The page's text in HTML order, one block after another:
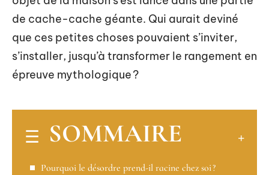
de cache-cache géante. Qui aurait deviné
que ces petites choses pouvaient s’inviter,
s’installer, jusqu’à transformer le rangement en
épreuve mythologique ?
SOMMAIRE
Pourquoi le désordre prend-il racine chez soi ?